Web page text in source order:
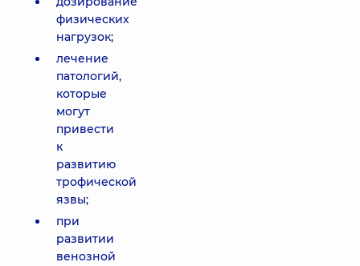
физических
нагрузок;
лечение
патологий,
которые
могут
привести
к
развитию
трофической
язвы;
при
развитии
венозной